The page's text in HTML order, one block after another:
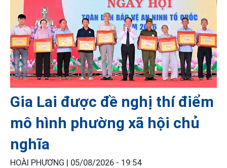
Gia Lai được đề nghị thí điểm
mô hình phường xã hội chủ
nghĩa
HOÀI PHƯƠNG | 05/08/2026 - 19:54